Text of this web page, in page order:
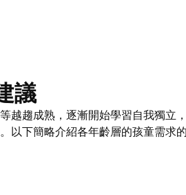
議
趨成熟，逐漸開始學習自我獨立
下簡略介紹各年齡層的孩童需求